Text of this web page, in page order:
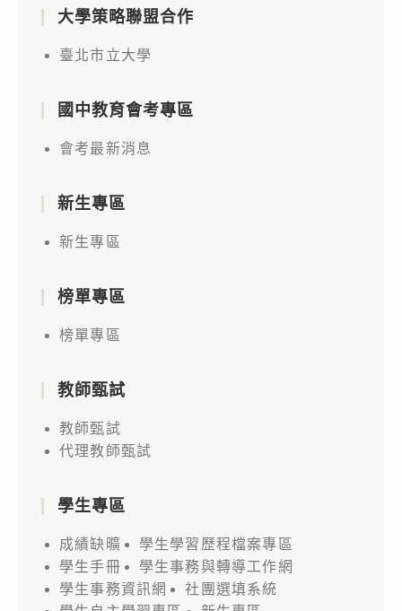
大學策略聯盟合作
臺北市立大學
國中教育會考專區
會考最新消息
新生專區
新生專區
榜單專區
榜單專區
教師甄試
教師甄試
代理教師甄試
學生專區
成績缺曠
學生學習歷程檔案專區
學生手冊
學生事務與轉導工作網
學生事務資訊網
社團選填系統